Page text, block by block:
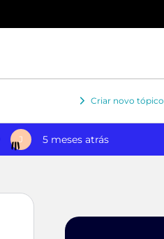
Criar novo tópico
J 5 meses atrás